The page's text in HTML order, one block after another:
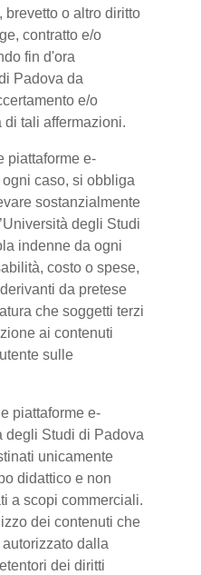
brevetto o altro diritto
contratto e/o
fin d'ora
Padova da
e/o
tali affermazioni.
piattaforme e-
caso, si obbliga
sostanzialmente
degli Studi
indenne da ogni
costo o spese,
da pretese
che soggetti terzi
ai contenuti
sulle
piattaforme e-
degli Studi di Padova
unicamente
didattico e non
a scopi commerciali.
dei contenuti che
dalla
dei diritti